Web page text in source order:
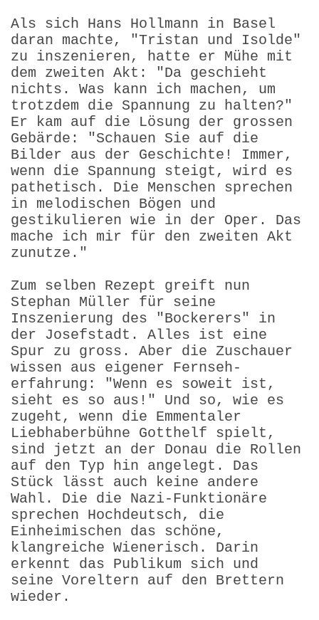
Als sich Hans Hollmann in Basel
daran machte, "Tristan und Isolde"
zu inszenieren, hatte er Mühe mit
dem zweiten Akt: "Da geschieht
nichts. Was kann ich machen, um
trotzdem die Spannung zu halten?"
Er kam auf die Lösung der grossen
Gebärde: "Schauen Sie auf die
Bilder aus der Geschichte! Immer,
wenn die Spannung steigt, wird es
pathetisch. Die Menschen sprechen
in melodischen Bögen und
gestikulieren wie in der Oper. Das
mache ich mir für den zweiten Akt
zunutze."
Zum selben Rezept greift nun
Stephan Müller für seine
Inszenierung des "Bockerers" in
der Josefstadt. Alles ist eine
Spur zu gross. Aber die Zuschauer
wissen aus eigener Fernseh­
erfahrung: "Wenn es soweit ist,
sieht es so aus!" Und so, wie es
zugeht, wenn die Emmentaler
Liebhaberbühne Gotthelf spielt,
sind jetzt an der Donau die Rollen
auf den Typ hin angelegt. Das
Stück lässt auch keine andere
Wahl. Die die Nazi-Funktio­näre
sprechen Hochdeutsch, die
Einheimischen das schöne,
klangreiche Wienerisch. Darin
erkennt das Publikum sich und
seine Vor­eltern auf den Brettern
wieder.